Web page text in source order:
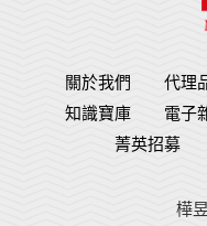
關於我們 代理
知識寶庫
電子
菁英招募
樺